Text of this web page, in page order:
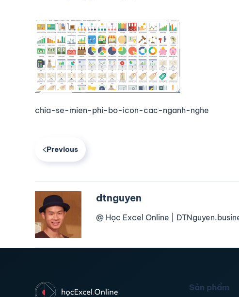
chia-se-mien-phi-bo-icon-cac-nganh-nghe
Previous
dtnguyen
@ Học Excel Online |
Sản phẩm